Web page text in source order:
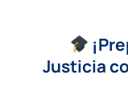
Justicia